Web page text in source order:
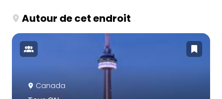
Autour de cet endroit
Canada